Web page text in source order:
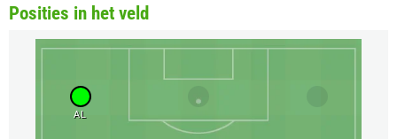
Posities in het veld
AL